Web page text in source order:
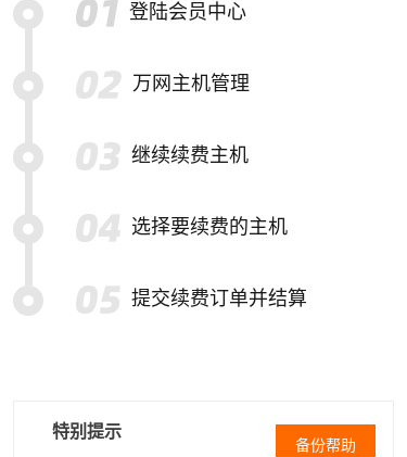
登陆会员中心
万网主机管理
继续续费主机
选择要续费的主机
提交续费订单并结算
特别提示
备份帮助